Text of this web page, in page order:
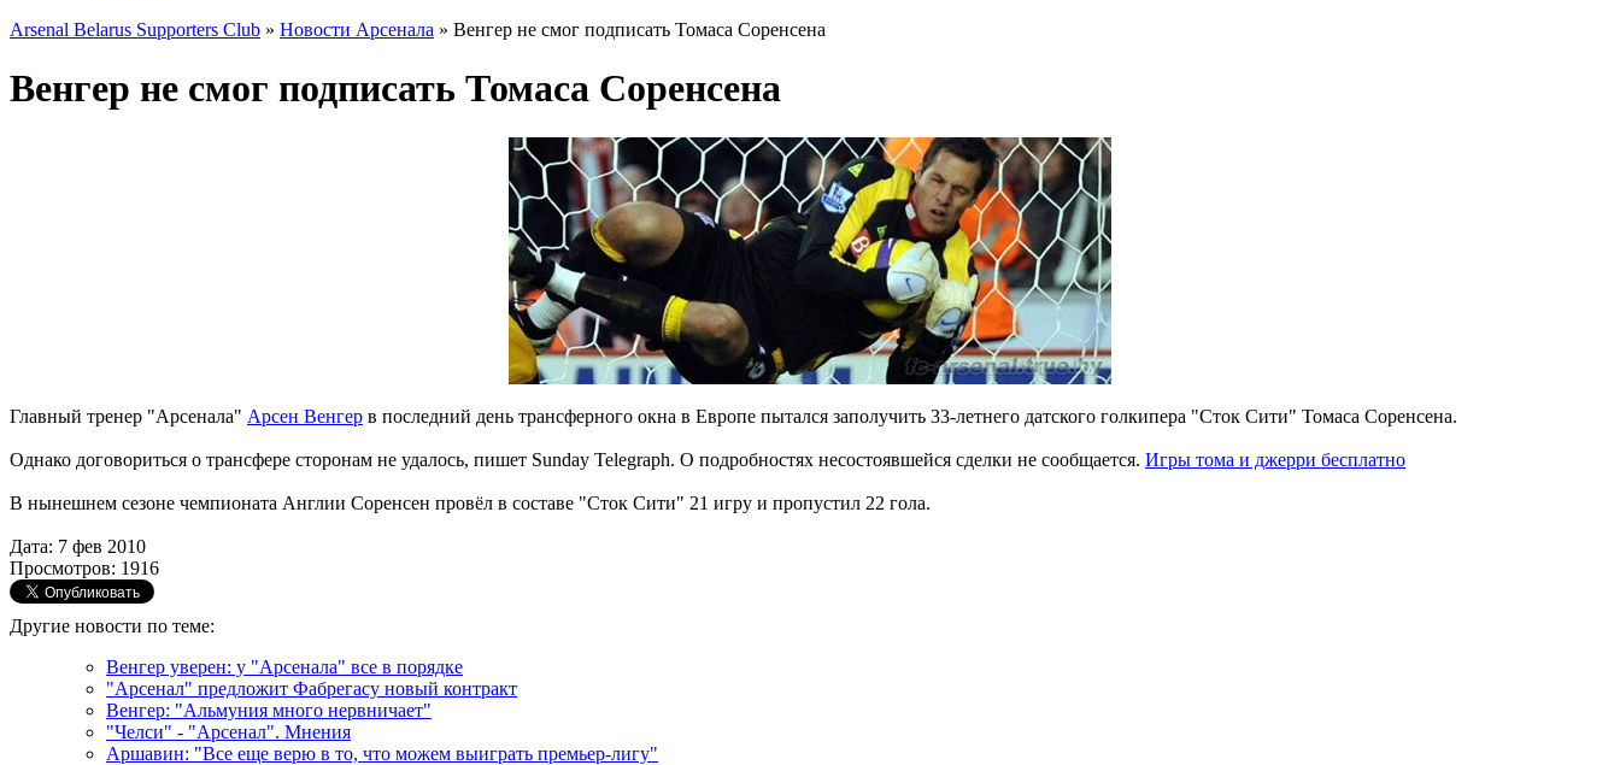
Arsenal Belarus Supporters Club » Новости Арсенала » Венгер не смог подписать Томаса Соренсена
Венгер не смог подписать Томаса Соренсена
Главный тренер "Арсенала" Арсен Венгер в последний день трансферного окна в Европе пытался заполучить 33-летнего датского голкипера "Сток Сити" Томаса Соренсена.
Однако договориться о трансфере сторонам не удалось, пишет Sunday Telegraph. О подробностях несостоявшейся сделки не сообщается. Игры тома и джерри бесплатно
В нынешнем сезоне чемпионата Англии Соренсен провёл в составе "Сток Сити" 21 игру и пропустил 22 гола.
Дата: 7 фев 2010
Просмотров: 1916
Другие новости по теме:
Венгер уверен: у "Арсенала" все в порядке
"Арсенал" предложит Фабрегасу новый контракт
Венгер: "Альмуния много нервничает"
"Челси" - "Арсенал". Мнения
Аршавин: "Все еще верю в то, что можем выиграть премьер-лигу"